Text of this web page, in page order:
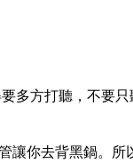
多方打聽，不要只
你去背黑鍋。